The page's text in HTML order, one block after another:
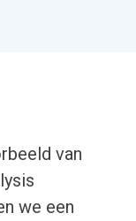
van
we een